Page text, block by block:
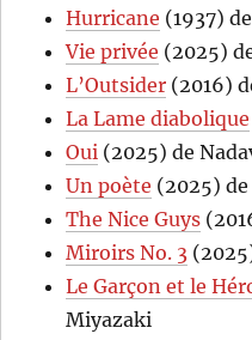
Hurricane (1937)
Vie privée (2025)
L’Outsider (2016)
La Lame diabolique
Oui (2025) de
Un poète (2025)
The Nice Guys
Miroirs No. 3
Le Garçon et le
Miyazaki